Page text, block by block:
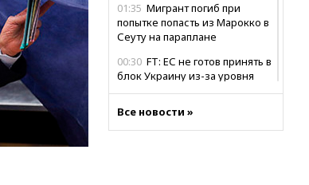
01:35 Мигрант погиб при
попытке попасть из Марокко в
Сеуту на параплане
00:30 FT: ЕС не готов принять в
блок Украину из-за уровня
вчера, 23:35Лукашенко
объяснил экономическую
Все новости »